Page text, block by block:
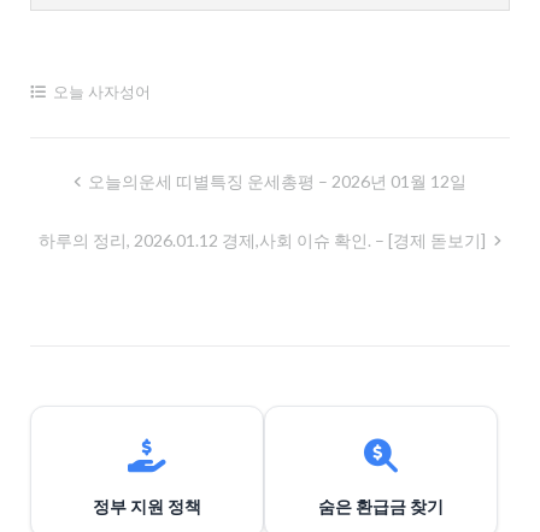
오늘 사자성어
비
오늘의운세 띠별특징 운세총평 – 2026년 01월 12일
하루의 정리, 2026.01.12 경제,사회 이슈 확인. – [경제 돋보기]
정부 지원 정책 숨은 환급금 찾기